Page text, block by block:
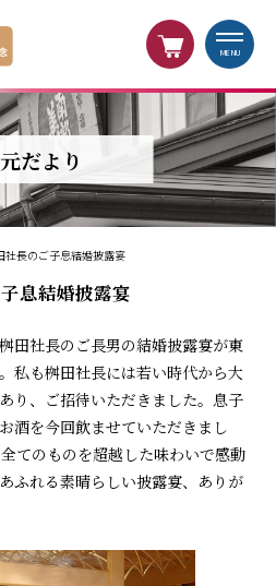
MENU
だより
社長のご子息結婚披露宴
息結婚披露宴
田社長のご長男の結婚披露宴が東
私も桝田社長には若い時代から大
り、ご招待いただきました。息子
酒を今回飲ませていただきまし
てのものを超越した味わいで感動
ふれる素晴らしい披露宴、ありが